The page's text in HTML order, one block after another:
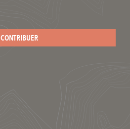
CONTRIBUER